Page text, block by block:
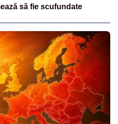
să fie scufundate